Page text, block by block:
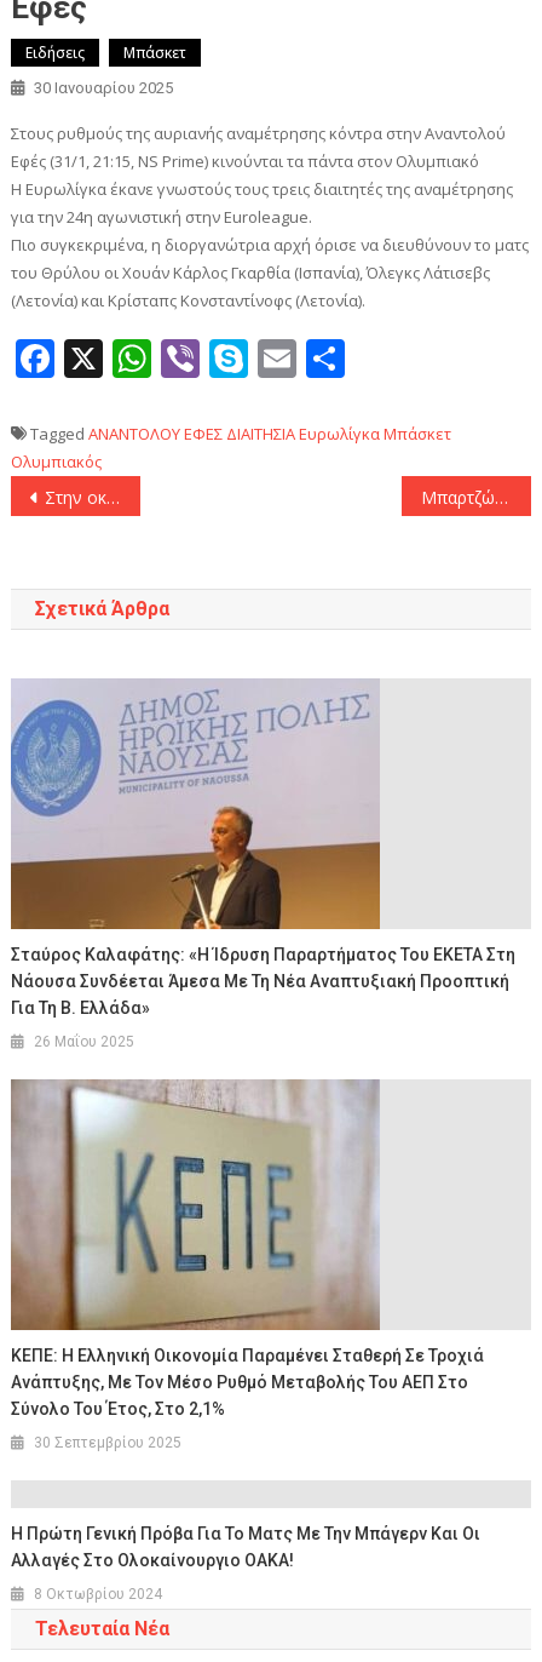
Εφές
Ειδήσεις Μπάσκετ
30 Ιανουαρίου 2025
Στους ρυθμούς της αυριανής αναμέτρησης κόντρα στην Αναντολού
Εφές (31/1, 21:15, NS Prime) κινούνται τα πάντα στον Ολυμπιακό
Η Ευρωλίγκα έκανε γνωστούς τους τρεις διαιτητές της αναμέτρησης
για την 24η αγωνιστική στην Εuroleague.
Πιο συγκεκριμένα, η διοργανώτρια αρχή όρισε να διευθύνουν το ματς
του Θρύλου οι Χουάν Κάρλος Γκαρθία (Ισπανία), Όλεγκς Λάτισεβς
(Λετονία) και Κρίσταπς Κονσταντίνοφς (Λετονία).
Facebook
X WhatsApp
ViberSkype
Email
Tagged ΑΝΑΝΤΟΛΟΥ ΕΦΕΣ ΔΙΑΙΤΗΣΙΑΕυρωλίγκαΜπάσκετ
Ολυμπιακός
Πλοήγηση
Στην οκτάδα η Ίντερ η τριάρα» επί της Μονακό, στα πλέι οφ Γιουβέντους, Μίλαν, Αταλάντα Μπαρτζώκας: «Πολύ δύσκολο το παιχνίδι με την Αναντολού Εφές»
Σχετικά Άρθρα
Σταύρος Καλαφάτης: «Η Ίδρυση Παραρτήματος Του ΕΚΕΤΑ Στη
Νάουσα Συνδέεται Άμεσα Με Τη Νέα Αναπτυξιακή Προοπτική
Για Τη Β. Ελλάδα»
26 Μαΐου 2025
ΚΕΠΕ: Η Ελληνική Οικονομία Παραμένει Σταθερή Σε Τροχιά
Ανάπτυξης, Με Τον Μέσο Ρυθμό Μεταβολής Του ΑΕΠ Στο
Σύνολο Του Έτος, Στο 2,1%
30 Σεπτεμβρίου 2025
Η Πρώτη Γενική Πρόβα Για Το Ματς Με Την Μπάγερν Και Οι
Αλλαγές Στο Ολοκαίνουργιο ΟΑΚΑ!
8 Οκτωβρίου 2024
Τελευταία Νέα